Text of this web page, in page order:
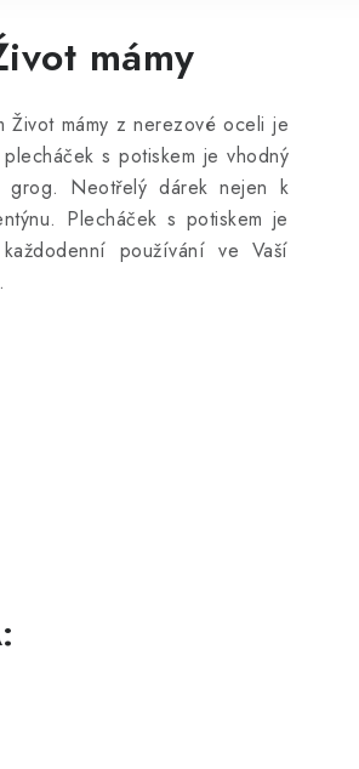
mámy
Život mámy z nerezové oceli je
s potiskem je vhodný
Neotřelý dárek nejen k
Plecháček s potiskem je
používání ve Vaší